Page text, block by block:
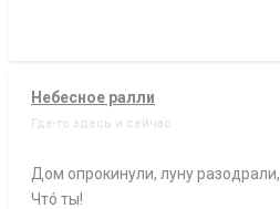
Небесное ралли
Где-то здесь и сейчас
Дом опрокинули, луну разодрали,
Чтó ты!